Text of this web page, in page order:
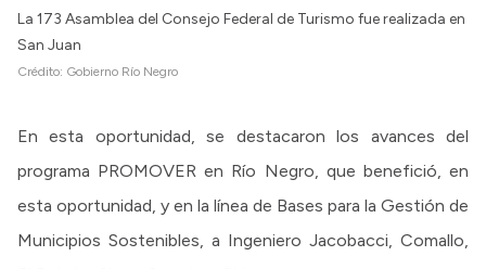
La 173 Asamblea del Consejo Federal de Turismo fue realizada en
San Juan
Crédito: Gobierno Río Negro
En esta oportunidad, se destacaron los avances del
programa PROMOVER en Río Negro, que benefició, en
esta oportunidad, y en la línea de Bases para la Gestión de
Municipios Sostenibles, a Ingeniero Jacobacci, Comallo,